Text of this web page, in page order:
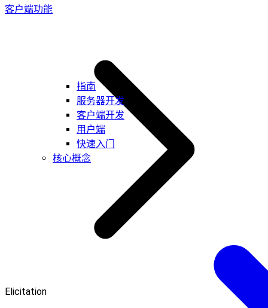
指南
服务器开发
客户端开发
用户端
快速入门
核心概念
客户端功能
Elicitation